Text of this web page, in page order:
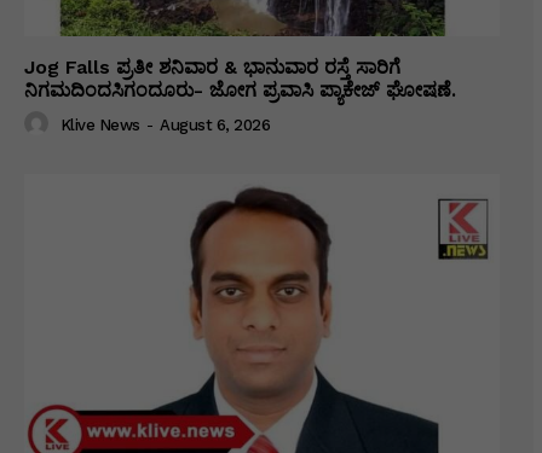
Jog Falls ಪ್ರತೀ ಶನಿವಾರ & ಭಾನುವಾರ ರಸ್ತೆ ಸಾರಿಗೆ
ನಿಗಮದಿಂದಸಿಗಂದೂರು- ಜೋಗ ಪ್ರವಾಸಿ ಪ್ಯಾಕೇಜ್ ಘೋಷಣೆ.
Klive News - August 6, 2026